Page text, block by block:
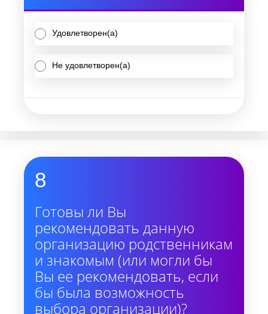
Удовлетворен(а)
Не удовлетворен(а)
8
Готовы ли Вы
рекомендовать данную
организацию родственникам
и знакомым (или могли бы
Вы ее рекомендовать, если
бы была возможность
выбора организации)?